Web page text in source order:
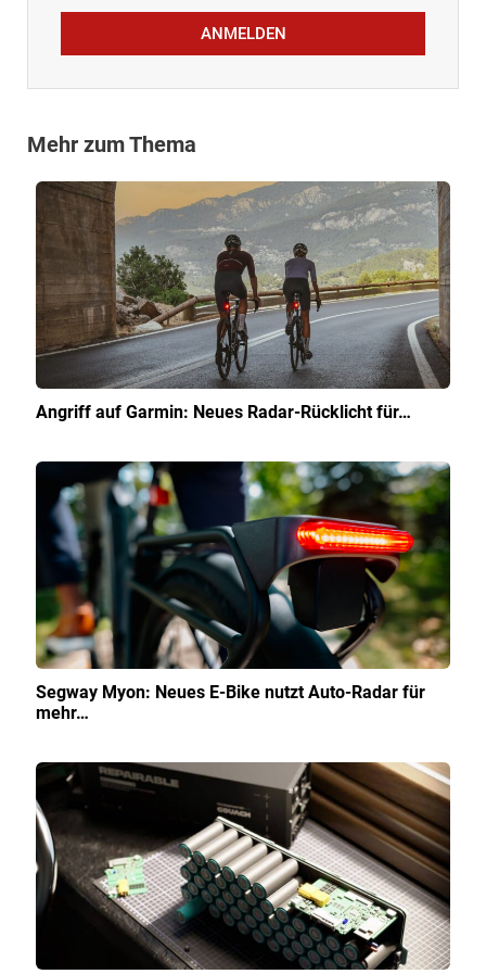
ANMELDEN
Mehr zum Thema
Angriff auf Garmin: Neues Radar-Rücklicht für…
Segway Myon: Neues E-Bike nutzt Auto-Radar für
mehr…